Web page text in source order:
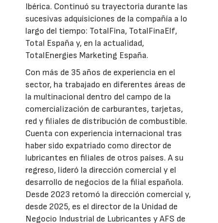
Ibérica. Continuó su trayectoria durante las
sucesivas adquisiciones de la compañía a lo
largo del tiempo: TotalFina, TotalFinaElf,
Total España y, en la actualidad,
TotalEnergies Marketing España.
Con más de 35 años de experiencia en el
sector, ha trabajado en diferentes áreas de
la multinacional dentro del campo de la
comercialización de carburantes, tarjetas,
red y filiales de distribución de combustible.
Cuenta con experiencia internacional tras
haber sido expatriado como director de
lubricantes en filiales de otros países. A su
regreso, lideró la dirección comercial y el
desarrollo de negocios de la filial española.
Desde 2023 retomó la dirección comercial y,
desde 2025, es el director de la Unidad de
Negocio Industrial de Lubricantes y AFS de